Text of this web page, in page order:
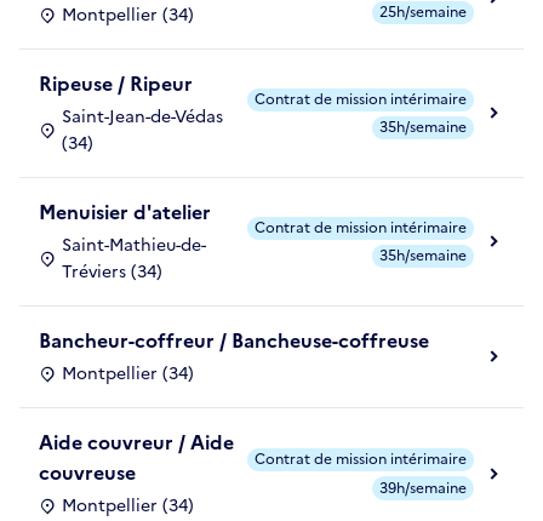
Montpellier (34)
25h/semaine
Ripeuse / Ripeur
Saint-Jean-de-Védas
(34)
Contrat de mission intérimaire
35h/semaine
Menuisier d'atelier
Saint-Mathieu-de-
Tréviers (34)
Contrat de mission intérimaire
35h/semaine
Bancheur-coffreur / Bancheuse-coffreuse
Montpellier (34)
Aide couvreur / Aide
couvreuse
Montpellier (34)
Contrat de mission intérimaire
39h/semaine